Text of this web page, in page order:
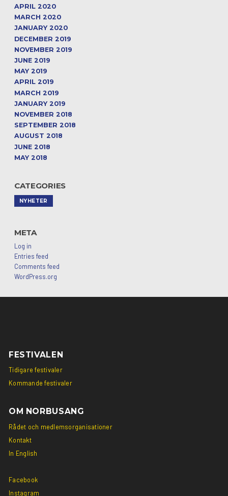
APRIL 2020
MARCH 2020
JANUARY 2020
DECEMBER 2019
NOVEMBER 2019
JUNE 2019
MAY 2019
APRIL 2019
MARCH 2019
JANUARY 2019
NOVEMBER 2018
SEPTEMBER 2018
AUGUST 2018
JUNE 2018
MAY 2018
CATEGORIES
NYHETER
META
Log in
Entries feed
Comments feed
WordPress.org
FESTIVALEN
Tidigare festivaler
Kommande festivaler
OM NORBUSANG
Rådet och medlemsorganisationer
Kontakt
In English
Facebook
Instagram